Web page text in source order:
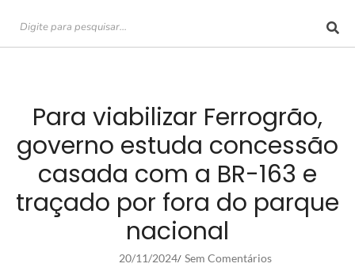
Para viabilizar Ferrogrão,
governo estuda concessão
casada com a BR-163 e
traçado por fora do parque
nacional
20/11/2024/ Sem Comentários